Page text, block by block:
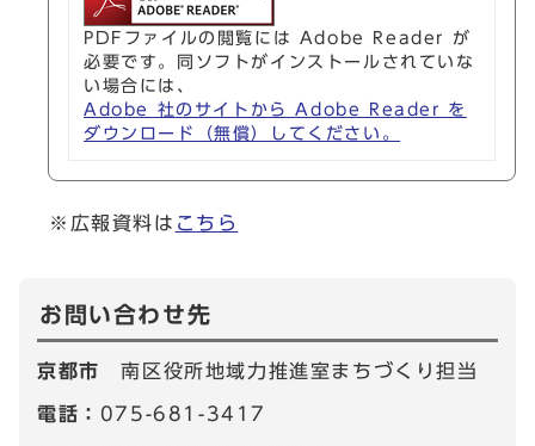
PDFファイルの閲覧には Adobe Reader が
必要です。同ソフトがインストールされていな
い場合には、
Adobe 社のサイトから Adobe Reader を
ダウンロード（無償）してください。
※広報資料は こちら
お問い合わせ先
京都市南区役所地域力推進室まちづくり担当
電話： 075-681-3417